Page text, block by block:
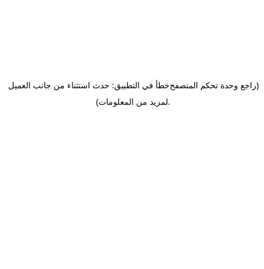
خطأ في التطبيق: حدث استثناء من جانب العميل(راجع وحدة تحكم المتصفح
لمزيد من المعلومات).